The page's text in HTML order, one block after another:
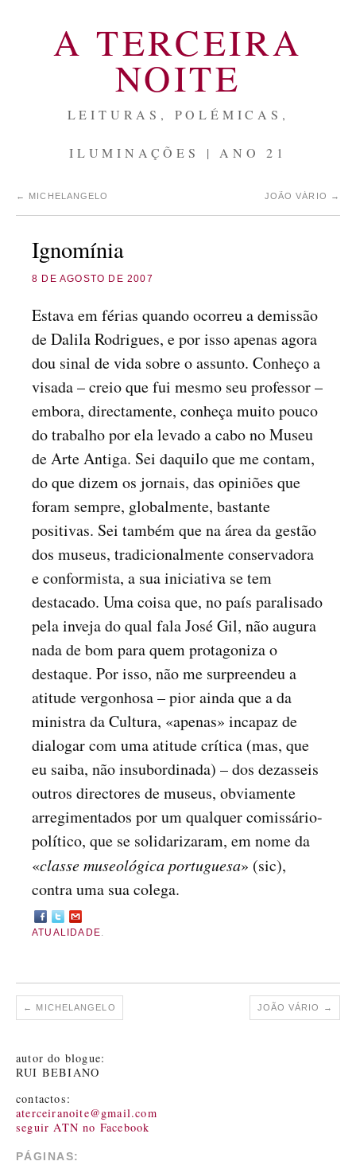
A TERCEIRA
NOITE
LEITURAS, POLÉMICAS,
ILUMINAÇÕES | ANO 21
← MICHELANGELO JOÃO VÁRIO →
Ignomínia
8 DE AGOSTO DE 2007
Estava em férias quando ocorreu a demissão
de Dalila Rodrigues, e por isso apenas agora
dou sinal de vida sobre o assunto. Conheço a
visada – creio que fui mesmo seu professor –
embora, directamente, conheça muito pouco
do trabalho por ela levado a cabo no Museu
de Arte Antiga. Sei daquilo que me contam,
do que dizem os jornais, das opiniões que
foram sempre, globalmente, bastante
positivas. Sei também que na área da gestão
dos museus, tradicionalmente conservadora
e conformista, a sua iniciativa se tem
destacado. Uma coisa que, no país paralisado
pela inveja do qual fala José Gil, não augura
nada de bom para quem protagoniza o
destaque. Por isso, não me surpreendeu a
atitude vergonhosa – pior ainda que a da
ministra da Cultura, «apenas» incapaz de
dialogar com uma atitude crítica (mas, que
eu saiba, não insubordinada) – dos dezasseis
outros directores de museus, obviamente
arregimentados por um qualquer comissário-
político, que se solidarizaram, em nome da
«classe museológica portuguesa» (sic),
contra uma sua colega.
ATUALIDADE.
← MICHELANGELO JOÃO VÁRIO →
autor do blogue:
RUI BEBIANO
contactos:
aterceiranoite@gmail.com
seguir ATN no Facebook
PÁGINAS: